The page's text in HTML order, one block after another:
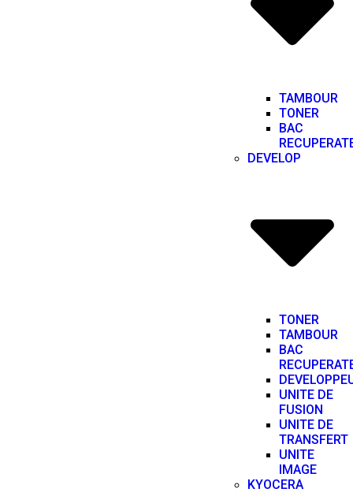
TAMBOUR
TONER
BAC
DEVELOP
TONER
TAMBOUR
BAC
UNITE DE
FUSION
UNITE DE
TRANSFERT
UNITE
IMAGE
KYOCERA